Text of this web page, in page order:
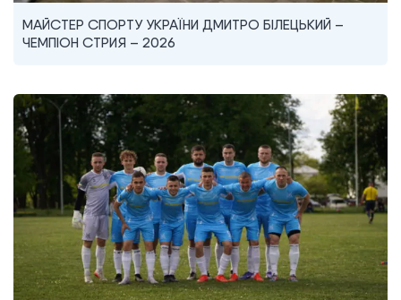
МАЙСТЕР СПОРТУ УКРАЇНИ ДМИТРО БІЛЕЦЬКИЙ –
ЧЕМПІОН СТРИЯ – 2026